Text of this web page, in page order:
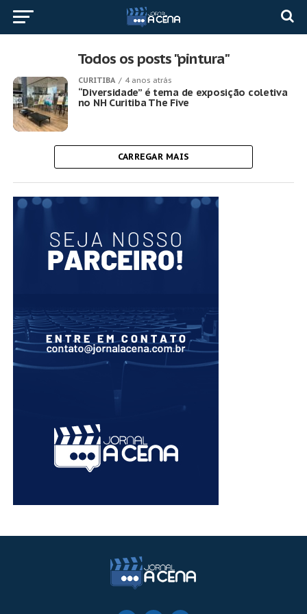
Todos os posts "pintura"
CURITIBA 4 anos atrás
“Diversidade” é tema de exposição coletiva
no NH Curitiba The Five
CARREGAR MAIS